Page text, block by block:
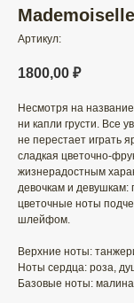
Артикул:
1800,00 ₽
Несмотря на
ни капли грусти. Все
не перестает играть
сладкая цветочно-
жизнерадостным
девочкам и
цветочные ноты
шлейфом.
Верхние ноты:
Ноты сердца: роза,
Базовые ноты: